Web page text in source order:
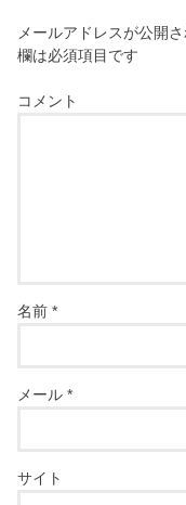
メールアドレスが公開
欄は必須項目です
コメント
名前*
メール*
サイト